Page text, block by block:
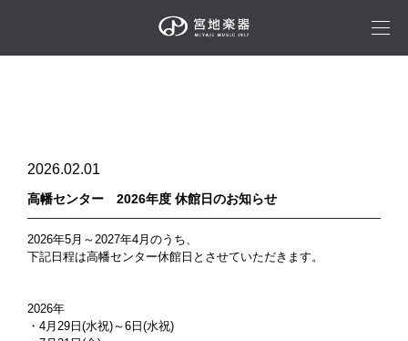
2026.02.01
高幡センター 2026年度 休館日のお知らせ
2026年5月～2027年4月のうち、
下記日程は高幡センター休館日とさせていただきます。
2026年
・4月29日(水祝)～6日(水祝)